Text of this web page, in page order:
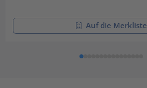
Auf die Merkliste